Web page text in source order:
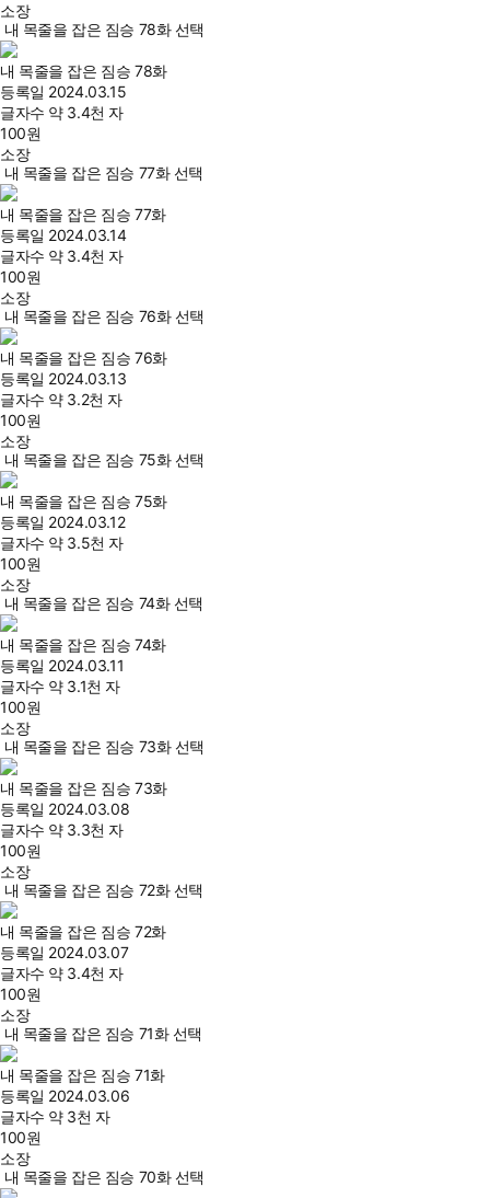
소장
내 목줄을 잡은 짐승 78화 선택
내 목줄을 잡은 짐승 78화
등록일 2024.03.15
글자수 약 3.4천 자
100원
소장
내 목줄을 잡은 짐승 77화 선택
내 목줄을 잡은 짐승 77화
등록일 2024.03.14
글자수 약 3.4천 자
100원
소장
내 목줄을 잡은 짐승 76화 선택
내 목줄을 잡은 짐승 76화
등록일 2024.03.13
글자수 약 3.2천 자
100원
소장
내 목줄을 잡은 짐승 75화 선택
내 목줄을 잡은 짐승 75화
등록일 2024.03.12
글자수 약 3.5천 자
100원
소장
내 목줄을 잡은 짐승 74화 선택
내 목줄을 잡은 짐승 74화
등록일 2024.03.11
글자수 약 3.1천 자
100원
소장
내 목줄을 잡은 짐승 73화 선택
내 목줄을 잡은 짐승 73화
등록일 2024.03.08
글자수 약 3.3천 자
100원
소장
내 목줄을 잡은 짐승 72화 선택
내 목줄을 잡은 짐승 72화
등록일 2024.03.07
글자수 약 3.4천 자
100원
소장
내 목줄을 잡은 짐승 71화 선택
내 목줄을 잡은 짐승 71화
등록일 2024.03.06
글자수 약 3천 자
100원
소장
내 목줄을 잡은 짐승 70화 선택